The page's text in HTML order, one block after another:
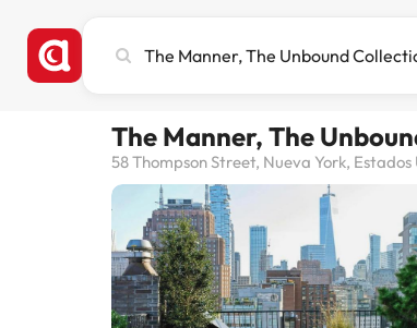
ciudad,
destino
The Manner, The
58 Thompson Street, Nueva York, Estados